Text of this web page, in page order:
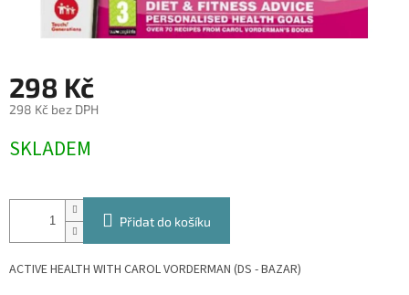
298 Kč
298 Kč bez DPH
cena:
SKLADEM
Přidat do košíku
ACTIVE HEALTH WITH CAROL VORDERMAN (DS - BAZAR)